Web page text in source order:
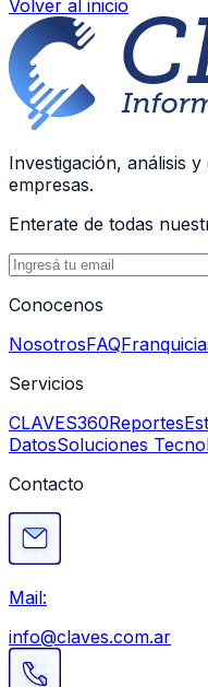
Volver al inicio
Investigación, análisis
empresas.
Enterate de todas
Conocenos
NosotrosFAQ
Servicios
CLAVES360Reportes
DatosSoluciones
Contacto
Mail:
info@claves.com.ar